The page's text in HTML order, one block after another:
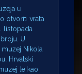
u
otvoriti vrata
listopada
U
muzej Nikola
Hrvatski
te kao